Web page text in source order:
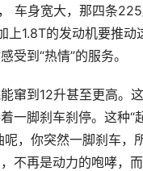
车身宽大，那四条
1.8T的发动机要推
到“热情”的服务。
窜到12升甚至更高。
一脚刹车刹停。这种“
，你突然一脚刹车，
不再是动力的咆哮，而